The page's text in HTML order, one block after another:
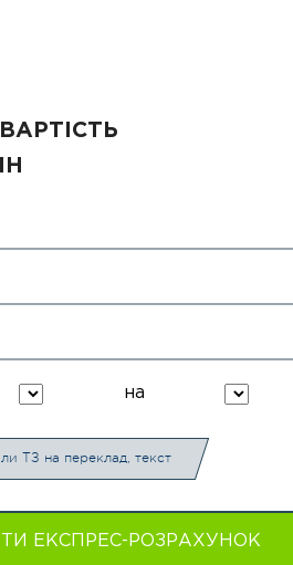
на
ТЗ на переклад, текст
ЕКСПРЕС-РОЗРАХУНОК